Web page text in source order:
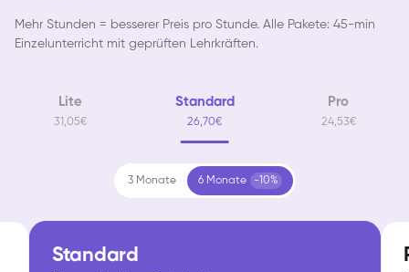
Mehr Stunden = besserer Preis pro Stunde. Alle Pakete: 45-min
Einzelunterricht mit geprüften Lehrkräften.
Lite
31,05€
Standard
26,70€
Pro
24,53€
3 Monate 6 Monate -10%
Standard